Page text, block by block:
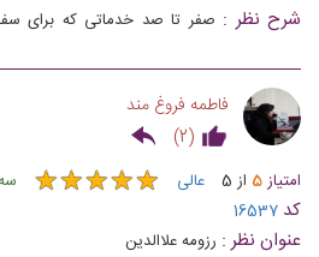
شرح نظر : صفر تا صد خدماتی که برای سفر
فاطمه فروغ مند
(
2
)
امتیاز5 از 5 عالی ★★★★★
★★★★★
کد 16537
عنوان نظر : رزومه علاالدین